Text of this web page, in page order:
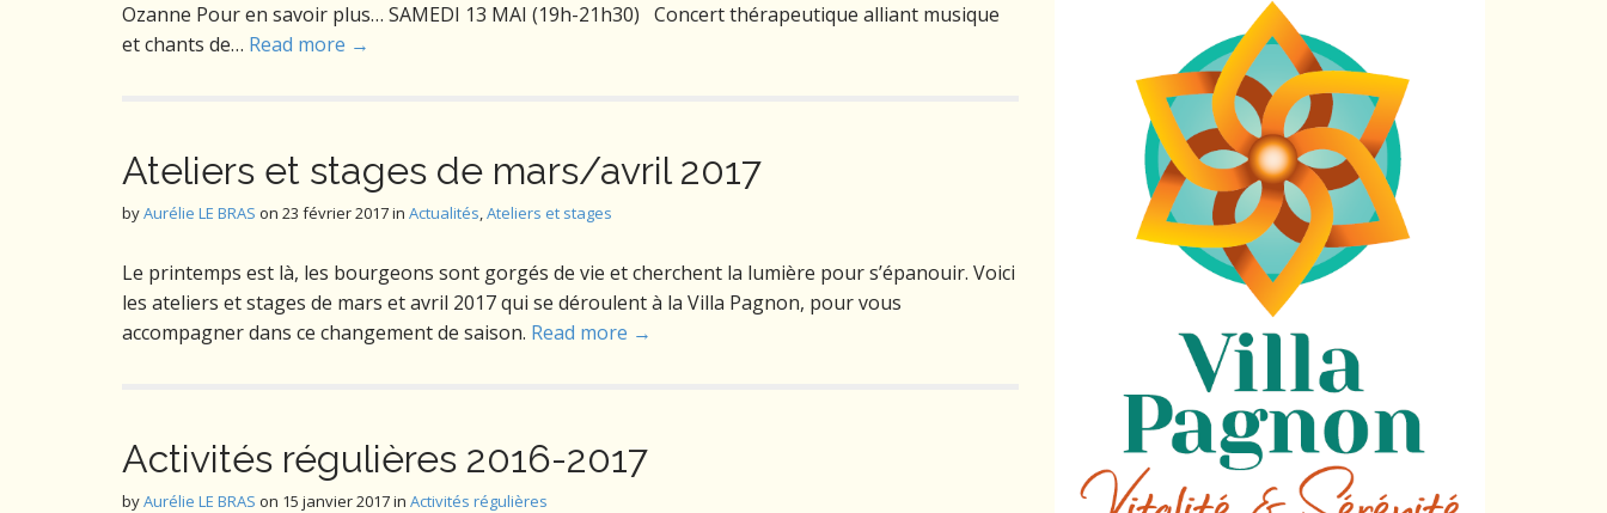
Ozanne Pour en savoir plus… SAMEDI 13 MAI (19h-21h30) Concert thérapeutique alliant musique
et chants de… Read more →
Ateliers et stages de mars/avril 2017
byAurélie LE BRAS on 23 février 2017in Actualités,Ateliers et stages
Le printemps est là, les bourgeons sont gorgés de vie et cherchent la lumière pour s’épanouir. Voici
les ateliers et stages de mars et avril 2017 qui se déroulent à la Villa Pagnon, pour vous
accompagner dans ce changement de saison. Read more →
Activités régulières 2016-2017
byAurélie LE BRAS on 15 janvier 2017in Activités régulières